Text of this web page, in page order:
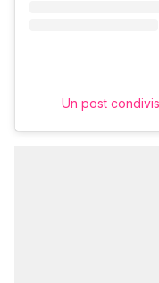
Un post